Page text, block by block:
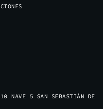
NAVE 5 SAN SEBASTIÁN DE